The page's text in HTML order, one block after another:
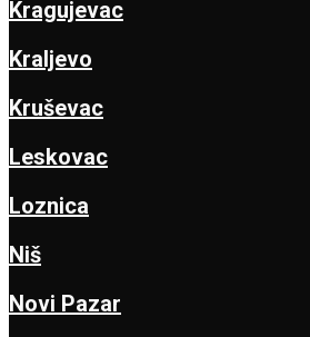
Kragujevac
Kraljevo
Kruševac
Leskovac
Loznica
Niš
Novi Pazar